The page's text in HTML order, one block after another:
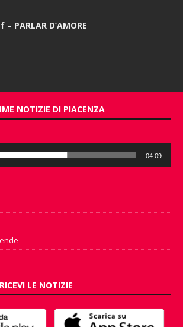
– PARLAR D’AMORE
NOTIZIE DI PIACENZA
04:09
LE NOTIZIE